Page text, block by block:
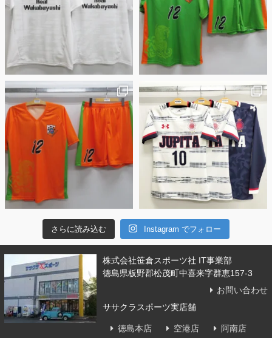
さらに読み込む Instagram でフォロー
株式会社笹倉スポーツ社 IT事業部
徳島県板野郡松茂町中喜来字群恵157-3
お問い合わせ
ササクラスポーツ実店舗
徳島本店 空港店 阿南店